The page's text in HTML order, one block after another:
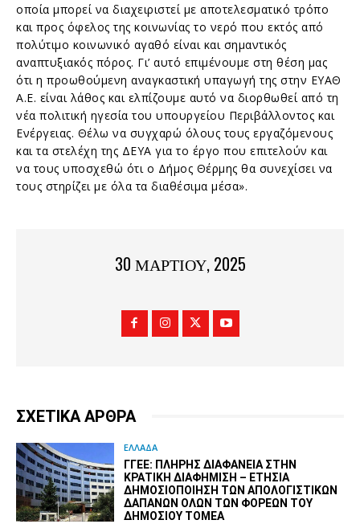
οποία μπορεί να διαχειριστεί με αποτελεσματικό τρόπο
και προς όφελος της κοινωνίας το νερό που εκτός από
πολύτιμο κοινωνικό αγαθό είναι και σημαντικός
αναπτυξιακός πόρος. Γι’ αυτό επιμένουμε στη θέση μας
ότι η προωθούμενη αναγκαστική υπαγωγή της στην ΕΥΑΘ
Α.Ε. είναι λάθος και ελπίζουμε αυτό να διορθωθεί από τη
νέα πολιτική ηγεσία του υπουργείου Περιβάλλοντος και
Ενέργειας. Θέλω να συγχαρώ όλους τους εργαζόμενους
και τα στελέχη της ΔΕΥΑ για το έργο που επιτελούν και
να τους υποσχεθώ ότι ο Δήμος Θέρμης θα συνεχίσει να
τους στηρίζει με όλα τα διαθέσιμα μέσα».
30 ΜΑΡΤΊΟΥ, 2025
ΣΧΕΤΙΚΑ ΑΡΘΡΑ
ΕΛΛΑΔΑ
ΓΓΕΕ: ΠΛΉΡΗΣ ΔΙΑΦΆΝΕΙΑ ΣΤΗΝ
ΚΡΑΤΙΚΉ ΔΙΑΦΉΜΙΣΗ – EΤΉΣΙΑ
ΔΗΜΟΣΙΟΠΟΊΗΣΗ ΤΩΝ ΑΠΟΛΟΓΙΣΤΙΚΏΝ
ΔΑΠΑΝΏΝ ΌΛΩΝ ΤΩΝ ΦΟΡΈΩΝ ΤΟΥ
ΔΗΜΟΣΊΟΥ ΤΟΜΈΑ